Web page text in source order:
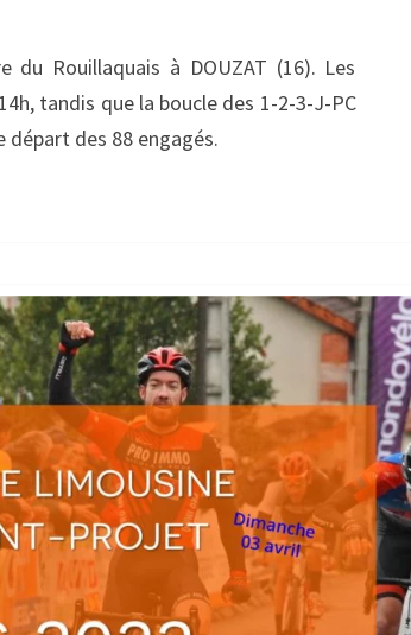
Rouillaquais à DOUZAT (16). Les
tandis que la boucle des 1-2-3-J-PC
départ des 88 engagés.